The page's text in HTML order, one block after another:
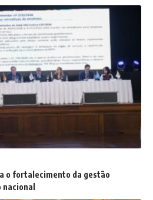
o fortalecimento da gestão